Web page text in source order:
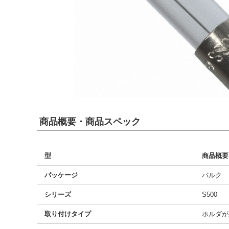
商品概要・商品スペック
型 商品概要
パッケージ バルク
シリーズ S500
取り付けタイプ ホルダ